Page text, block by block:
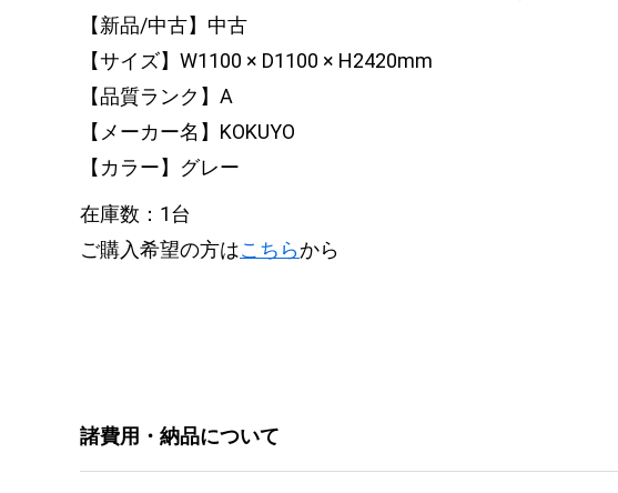
【新品/中古】中古
【サイズ】W1100 × D1100 × H2420mm
【品質ランク】A
【メーカー名】KOKUYO
【カラー】グレー
在庫数：1台
ご購入希望の方はこちらから
諸費用・納品について